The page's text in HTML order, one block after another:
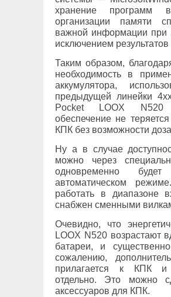
хранение программ
организации памяти
важной информации при
исключением
Таким образом,
необходимость в
аккумулятора,
предыдущей линейки
Pocket LOOX
N520
обеспечение не
КПК без возможности
Ну а в случае
можно через
одновременно
автоматическом
работать в диапазоне
снабжен сменными
Очевидно, что
LOOX N520 возрастают
батареи, и
сожалению,
прилагается к КПК и
отдельно. Это можно
аксессуаров для КПК.